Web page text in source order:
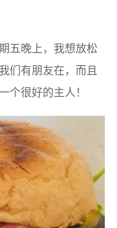
五晚上，我想放松
们有朋友在，而且
个很好的主人！